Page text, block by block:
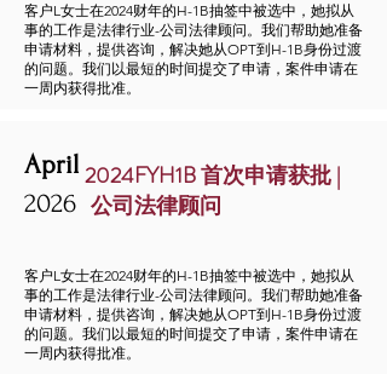
客户L女士在2024财年的H-1B抽签中被选中，她拟从
事的工作是法律行业-公司法律顾问。我们帮助她准备
申请材料，提供咨询，解决她从OPT到H-1B身份过渡
的问题。我们以最短的时间提交了申请，案件申请在
一周内获得批准。
April
2026
2024FYH1B 首次申请获批 |
公司法律顾问
客户L女士在2024财年的H-1B抽签中被选中，她拟从
事的工作是法律行业-公司法律顾问。我们帮助她准备
申请材料，提供咨询，解决她从OPT到H-1B身份过渡
的问题。我们以最短的时间提交了申请，案件申请在
一周内获得批准。